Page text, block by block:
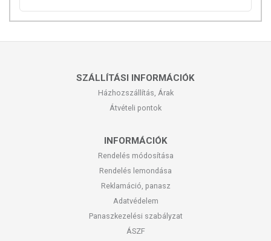
SZÁLLÍTÁSI INFORMÁCIÓK
Házhozszállítás, Árak
Átvételi pontok
INFORMÁCIÓK
Rendelés módosítása
Rendelés lemondása
Reklamáció, panasz
Adatvédelem
Panaszkezelési szabályzat
ÁSZF